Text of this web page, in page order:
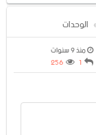
الوحدات
منذ 9 سنوات
1
256